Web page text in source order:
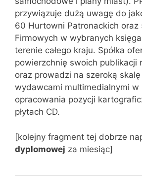
przywiązuje dużą uwagę do
60 Hurtowni Patronackich oraz
Firmowych w wybranych
terenie całego kraju. Spółka
powierzchnię swoich publikacji
oraz prowadzi na szeroką skalę
wydawcami multimedialnymi w
opracowania pozycji
płytach CD.
[kolejny fragment tej dobrze
dyplomowej za miesiąc]